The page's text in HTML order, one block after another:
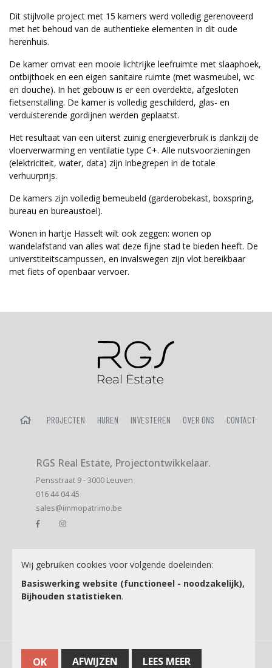
Dit stijlvolle project met 15 kamers werd volledig gerenoveerd
met het behoud van de authentieke elementen in dit oude
herenhuis.
De kamer omvat een mooie lichtrijke leefruimte met slaaphoek,
ontbijthoek en een eigen sanitaire ruimte (met wasmeubel, wc
en douche). In het gebouw is er een overdekte, afgesloten
fietsenstalling. De kamer is volledig geschilderd, glas- en
verduisterende gordijnen werden geplaatst.
Het resultaat van een uiterst zuinig energieverbruik is dankzij de
vloerverwarming en ventilatie type C+. Alle nutsvoorzieningen
(elektriciteit, water, data) zijn inbegrepen in de totale
verhuurprijs.
De kamers zijn volledig bemeubeld (garderobekast, boxspring,
bureau en bureaustoel).
Wonen in hartje Hasselt wilt ook zeggen: wonen op
wandelafstand van alles wat deze fijne stad te bieden heeft. De
universtiteitscampussen, en invalswegen zijn vlot bereikbaar
met fiets of openbaar vervoer.
HOME PROJECTEN HUREN INVESTEREN OVER ONS CONTACT
RGS Real Estate, Projectontwikkelaar.
Pensstraat 9 - 3000 Leuven
016 44 04 45
sales@immopatrimo.be
E-mail
Ik ga akkoord met de
© Copyright 2026 | RGS Real Estate, Projectontwikkelaar. • Alle rechten
Wij gebruiken cookies voor volgende doeleinden:
Basiswerking website (functioneel - noodzakelijk),
Bijhouden statistieken.
OK AFWIJZEN LEES MEER